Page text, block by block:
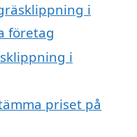
i
företag
i
priset på